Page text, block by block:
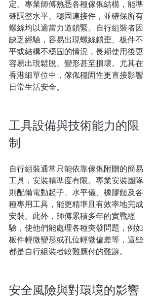
定。專業師傅熟悉各種傢俬結構，能準
確調整水平、穩固連接件，並確保所有
螺絲均以適當力道鎖緊。自行組裝者因
缺乏經驗，容易出現螺絲鎖歪、板件不
平或結構不穩固的情況，長期使用後更
容易出現鬆脫、變形甚至損壞。尤其在
香港細單位中，傢俬穩固性更直接影響
日常生活安全。
工具設備與技術能力的限
制
自行組裝通常只能依靠傢俬附贈的簡易
工具，安裝精準度有限。專業安裝團隊
則配備電動起子、水平儀、橡膠鎚及各
種專用工具，能更精準且有效率地完成
安裝。此外，師傅累積多年的實戰經
驗，使他們能處理各種突發問題，例如
板件輕微變形或孔位輕微偏差等，這些
都是自行組裝者較難應付的難題。
安全風險與對環境的影響